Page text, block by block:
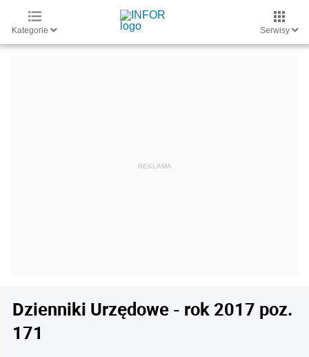
Kategorie Serwisy
Dzienniki Urzędowe - rok 2017 poz.
171